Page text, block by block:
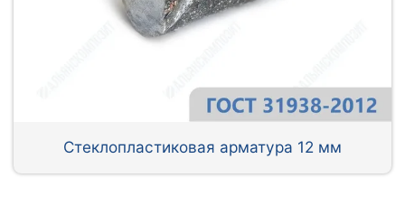
Стеклопластиковая арматура 12 мм